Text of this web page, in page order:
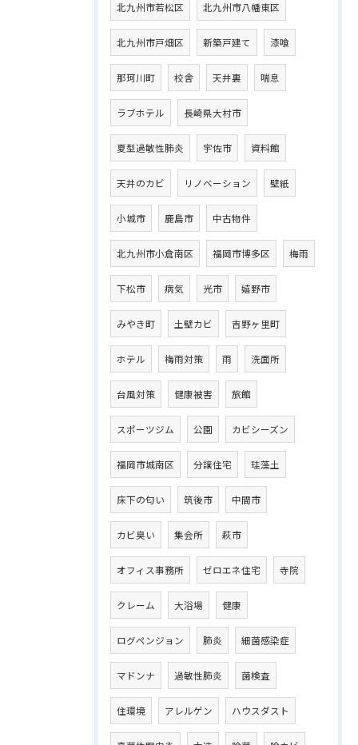
北九州市若松区 北九州市八幡東区
北九州市戸畑区 新築戸建て 漆喰
那珂川町 校舎 天井裏 喘息
ラブホテル 長崎県大村市
夏型過敏性肺炎 宇佐市 資料館
天井のカビ リノベーション 壁紙
小城市 鹿島市 中古物件
北九州市小倉南区 福岡市博多区 梅雨
下松市 病気 光市 嬉野市
みやき町 土壁カビ 吉野ヶ里町
ホテル 梅雨対策 雨 洗面所
台風対策 健康被害 旅館
スポーツジム 公園 カビシーズン
福岡市城南区 分譲住宅 珪藻土
床下の匂い 筑後市 中間市
カビ臭い 集会所 萩市
オフィス事務所 ゼロエネ住宅 寺院
クレーム 大浴場 健康
ログペンジョン 肺炎 細菌感染症
マドンナ 過敏性肺炎 菌検査
住環境 アレルゲン ハウスダスト